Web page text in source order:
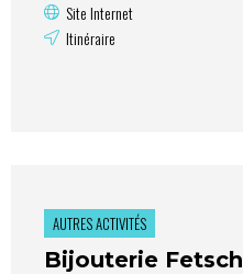
Site Internet
Itinéraire
AUTRES ACTIVITÉS
Bijouterie Fetsch